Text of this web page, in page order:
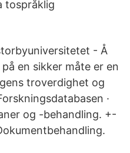
tospråklig
- Å
en sikker måte er en
troverdighet og
·
og -behandling. +-